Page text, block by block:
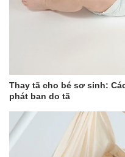
Thay tã cho bé sơ sinh:
phát ban do tã